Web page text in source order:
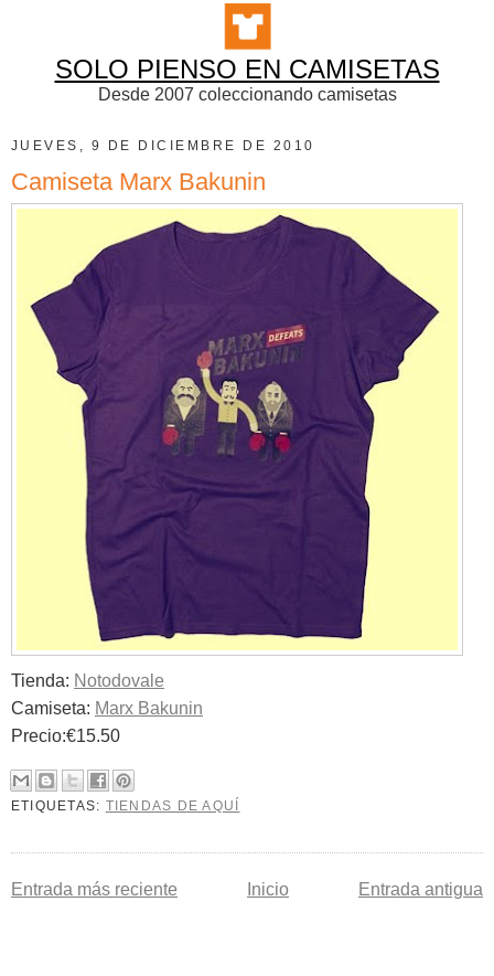
SOLO PIENSO EN CAMISETAS
Desde 2007 coleccionando camisetas
JUEVES, 9 DE DICIEMBRE DE 2010
Camiseta Marx Bakunin
Tienda: Notodovale
Camiseta: Marx Bakunin
Precio:€15.50
ETIQUETAS: TIENDAS DE AQUÍ
Entrada más reciente Entrada antigua
Inicio